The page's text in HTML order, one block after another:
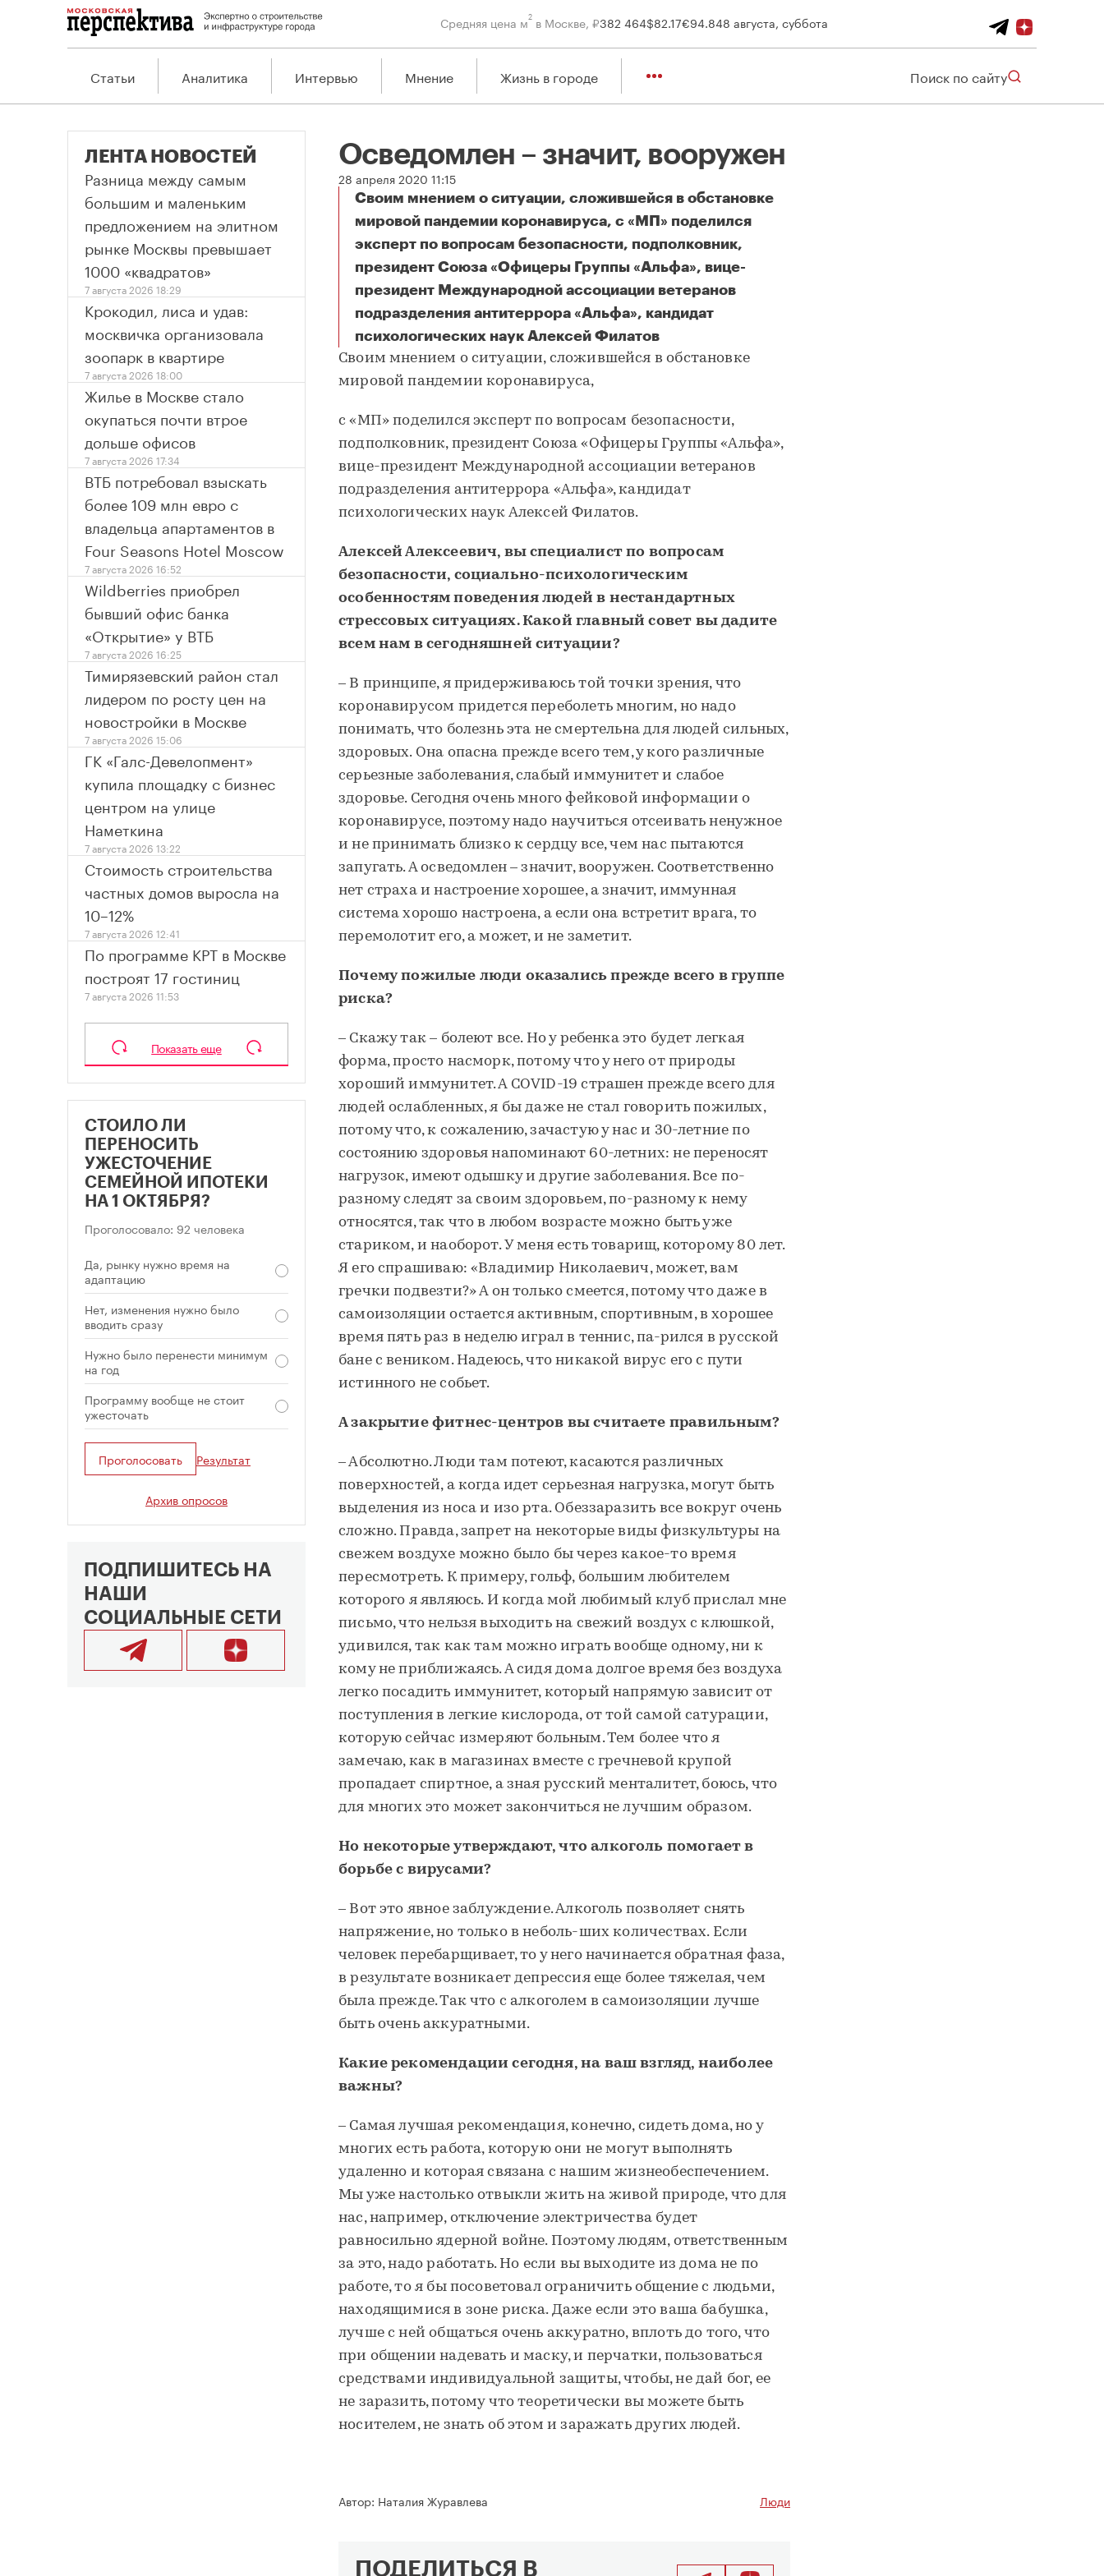
Средняя цена м2 в Москве, ₽382 464$82.17€94.848 августа, суббота
Статьи Аналитика Интервью Мнение Жизнь в городе Поиск по сайту
Осведомлен – значит, вооружен
28 апреля 2020 11:15
Своим мнением о ситуации, сложившейся в обстановке
мировой пандемии коронавируса, с «МП» поделился
эксперт по вопросам безопасности, подполковник,
президент Союза «Офицеры Группы «Альфа», вице-
президент Международной ассоциации ветеранов
подразделения антитеррора «Альфа», кандидат
психологических наук Алексей Филатов
Осведомлен – значит, вооружен
Своим мнением о ситуации, сложившейся в обстановке
мировой пандемии коронавируса,
с «МП» поделился эксперт по вопросам безопасности,
подполковник, президент Союза «Офицеры Группы «Альфа»,
вице-президент Международной ассоциации ветеранов
подразделения антитеррора «Альфа», кандидат
психологических наук Алексей Филатов.
Алексей Алексеевич, вы специалист по вопросам
безопасности, социально-психологическим
особенностям поведения людей в нестандартных
стрессовых ситуациях. Какой главный совет вы дадите
всем нам в сегодняшней ситуации?
– В принципе, я придерживаюсь той точки зрения, что
коронавирусом придется переболеть многим, но надо
понимать, что болезнь эта не смертельна для людей сильных,
здоровых. Она опасна прежде всего тем, у кого различные
серьезные заболевания, слабый иммунитет и слабое
здоровье. Сегодня очень много фейковой информации о
коронавирусе, поэтому надо научиться отсеивать ненужное
и не принимать близко к сердцу все, чем нас пытаются
запугать. А осведомлен – значит, вооружен. Соответственно
нет страха и настроение хорошее, а значит, иммунная
система хорошо настроена, а если она встретит врага, то
перемолотит его, а может, и не заметит.
Почему пожилые люди оказались прежде всего в группе
риска?
– Скажу так – болеют все. Но у ребенка это будет легкая
форма, просто насморк, потому что у него от природы
хороший иммунитет. А COVID-19 страшен прежде всего для
людей ослабленных, я бы даже не стал говорить пожилых,
потому что, к сожалению, зачастую у нас и 30-летние по
состоянию здоровья напоминают 60-летних: не переносят
нагрузок, имеют одышку и другие заболевания. Все по-
разному следят за своим здоровьем, по-разному к нему
относятся, так что в любом возрасте можно быть уже
стариком, и наоборот. У меня есть товарищ, которому 80 лет.
Я его спрашиваю: «Владимир Николаевич, может, вам
гречки подвезти?» А он только смеется, потому что даже в
самоизоляции остается активным, спортивным, в хорошее
время пять раз в неделю играл в теннис, па-рился в русской
бане с веником. Надеюсь, что никакой вирус его с пути
истинного не собьет.
А закрытие фитнес-центров вы считаете правильным?
– Абсолютно. Люди там потеют, касаются различных
поверхностей, а когда идет серьезная нагрузка, могут быть
выделения из носа и изо рта. Обеззаразить все вокруг очень
сложно. Правда, запрет на некоторые виды физкультуры на
свежем воздухе можно было бы через какое-то время
пересмотреть. К примеру, гольф, большим любителем
которого я являюсь. И когда мой любимый клуб прислал мне
письмо, что нельзя выходить на свежий воздух с клюшкой,
удивился, так как там можно играть вообще одному, ни к
кому не приближаясь. А сидя дома долгое время без воздуха
легко посадить иммунитет, который напрямую зависит от
поступления в легкие кислорода, от той самой сатурации,
которую сейчас измеряют больным. Тем более что я
замечаю, как в магазинах вместе с гречневой крупой
пропадает спиртное, а зная русский менталитет, боюсь, что
для многих это может закончиться не лучшим образом.
Но некоторые утверждают, что алкоголь помогает в
борьбе с вирусами?
– Вот это явное заблуждение. Алкоголь позволяет снять
напряжение, но только в неболь-ших количествах. Если
человек перебарщивает, то у него начинается обратная фаза,
в результате возникает депрессия еще более тяжелая, чем
была прежде. Так что с алкоголем в самоизоляции лучше
быть очень аккуратными.
Какие рекомендации сегодня, на ваш взгляд, наиболее
важны?
– Самая лучшая рекомендация, конечно, сидеть дома, но у
многих есть работа, которую они не могут выполнять
удаленно и которая связана с нашим жизнеобеспечением.
Мы уже настолько отвыкли жить на живой природе, что для
нас, например, отключение электричества будет
равносильно ядерной войне. Поэтому людям, ответственным
за это, надо работать. Но если вы выходите из дома не по
работе, то я бы посоветовал ограничить общение с людьми,
находящимися в зоне риска. Даже если это ваша бабушка,
лучше с ней общаться очень аккуратно, вплоть до того, что
при общении надевать и маску, и перчатки, пользоваться
средствами индивидуальной защиты, чтобы, не дай бог, ее
не заразить, потому что теоретически вы можете быть
носителем, не знать об этом и заражать других людей.
Автор: Наталия Журавлева Люди
ПОДЕЛИТЬСЯ В
ЛЕНТА НОВОСТЕЙ
Разница между самым
большим и маленьким
предложением на элитном
рынке Москвы превышает
1000 «квадратов»
7 августа 2026 18:29
Крокодил, лиса и удав:
москвичка организовала
зоопарк в квартире
7 августа 2026 18:00
Жилье в Москве стало
окупаться почти втрое
дольше офисов
7 августа 2026 17:34
ВТБ потребовал взыскать
более 109 млн евро с
владельца апартаментов в
Four Seasons Hotel Moscow
7 августа 2026 16:52
Wildberries приобрел
бывший офис банка
«Открытие» у ВТБ
7 августа 2026 16:25
Тимирязевский район стал
лидером по росту цен на
новостройки в Москве
7 августа 2026 15:06
ГК «Галс-Девелопмент»
купила площадку с бизнес
центром на улице
Наметкина
7 августа 2026 13:22
Стоимость строительства
частных домов выросла на
10–12%
7 августа 2026 12:41
По программе КРТ в Москве
построят 17 гостиниц
7 августа 2026 11:53
Показать еще
СТОИЛО ЛИ
ПЕРЕНОСИТЬ
УЖЕСТОЧЕНИЕ
СЕМЕЙНОЙ ИПОТЕКИ
НА 1 ОКТЯБРЯ?
Проголосовало: 92 человека
Да, рынку нужно время на
адаптацию
Нет, изменения нужно было
вводить сразу
Нужно было перенести минимум
на год
Программу вообще не стоит
ужесточать
Проголосовать Результат
Архив опросов
ПОДПИШИТЕСЬ НА
НАШИ
СОЦИАЛЬНЫЕ СЕТИ